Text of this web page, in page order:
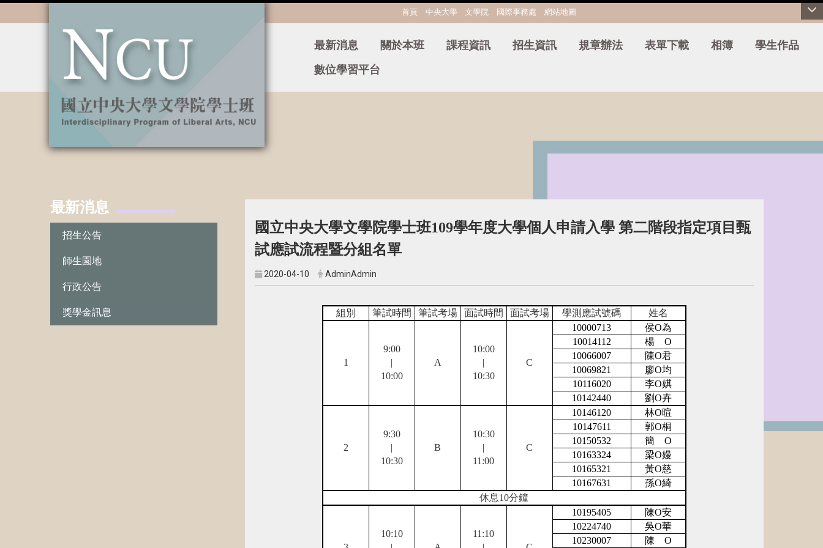
首頁 中央大學 文學院 國際事務處 網站地圖
最新消息 關於本班 課程資訊 招生資訊 規章辦法 表單下載 相簿
學生作品
數位學習平台
最新消息
招生公告
師生園地
行政公告
獎學金訊息
國立中央大學文學院學士班109學年度大學個人申請入學 第二階段指定項目甄
試應試流程暨分組名單
2020-04-10 AdminAdmin
組別 筆試時間 筆試考場 面試時間 面試考場 學測應試號碼 姓名
1
9:00
|
10:00
A
10:00
|
10:30
C
10000713 侯O為
10014112
楊 O
10066007
陳O君
10069821
廖O均
10116020
李O娸
10142440
劉O卉
2
9:30
|
10:30
B
10:30
|
11:00
C
10146120 林O暄
10147611
郭O桐
10150532
簡 O
10163324
梁O嫚
10165321
黃O慈
10167631
孫O綺
休息10分鐘
10:10
11:10
10195405 陳O安
10224740
吳O華
10230007
陳 O